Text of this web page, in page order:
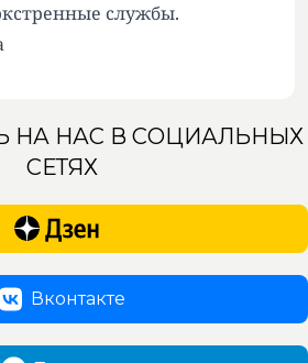
службы.
НА НАС В СОЦИАЛЬНЫХ
СЕТЯХ
Вконтакте